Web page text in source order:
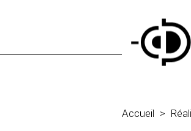
Accueil >